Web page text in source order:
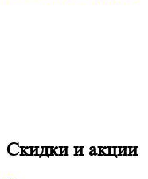
Скидки и акции